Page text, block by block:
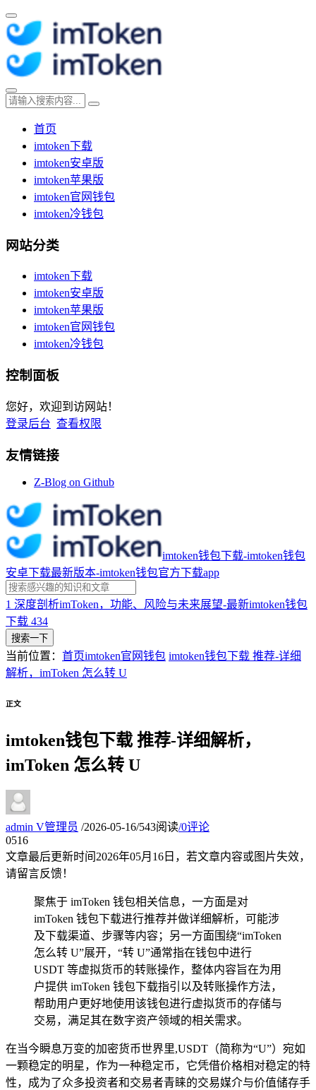
首页
imtoken下载
imtoken安卓版
imtoken苹果版
imtoken官网钱包
imtoken冷钱包
网站分类
imtoken下载
imtoken安卓版
imtoken苹果版
imtoken官网钱包
imtoken冷钱包
控制面板
您好，欢迎到访网站！
登录后台 查看权限
友情链接
Z-Blog on Github
imtoken钱包下载-imtoken钱包
安卓下载最新版本-imtoken钱包官方下载app
1 深度剖析imToken，功能、风险与未来展望-最新imtoken钱包
下载 434
搜索一下
当前位置： 首页imtoken官网钱包 imtoken钱包下载 推荐-详细
解析，imToken 怎么转 U
正文
imtoken钱包下载 推荐-详细解析，
imToken 怎么转 U
admin V管理员 /2026-05-16/543阅读/0评论
0516
文章最后更新时间 2026年05月16日 ，若文章内容或图片失效，
请留言反馈！
聚焦于 imToken 钱包相关信息，一方面是对
imToken 钱包下载进行推荐并做详细解析，可能涉
及下载渠道、步骤等内容；另一方面围绕“imToken
怎么转 U”展开，“转 U”通常指在钱包中进行
USDT 等虚拟货币的转账操作，整体内容旨在为用
户提供 imToken 钱包下载指引以及转账操作方法，
帮助用户更好地使用该钱包进行虚拟货币的存储与
交易，满足其在数字资产领域的相关需求。
在当今瞬息万变的加密货币世界里,USDT（简称为“U”）宛如
一颗稳定的明星，作为一种稳定币，它凭借价格相对稳定的特
性，成为了众多投资者和交易者青睐的交易媒介与价值储存手